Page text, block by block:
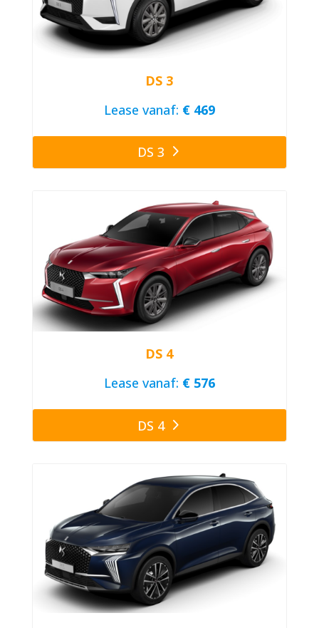
DS 3
Lease vanaf: € 469
DS 3
DS 4
Lease vanaf: € 576
DS 4